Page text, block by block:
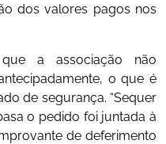
dos valores pagos nos
a associação não
o que é
de segurança. “Sequer
o pedido foi juntada à
de deferimento